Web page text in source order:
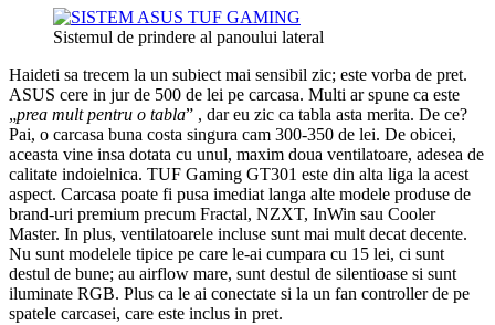
Sistemul de prindere al panoului lateral
Haideti sa trecem la un subiect mai sensibil zic; este vorba de pret.
ASUS cere in jur de 500 de lei pe carcasa. Multi ar spune ca este
„prea mult pentru o tabla” , dar eu zic ca tabla asta merita. De ce?
Pai, o carcasa buna costa singura cam 300-350 de lei. De obicei,
aceasta vine insa dotata cu unul, maxim doua ventilatoare, adesea de
calitate indoielnica. TUF Gaming GT301 este din alta liga la acest
aspect. Carcasa poate fi pusa imediat langa alte modele produse de
brand-uri premium precum Fractal, NZXT, InWin sau Cooler
Master. In plus, ventilatoarele incluse sunt mai mult decat decente.
Nu sunt modelele tipice pe care le-ai cumpara cu 15 lei, ci sunt
destul de bune; au airflow mare, sunt destul de silentioase si sunt
iluminate RGB. Plus ca le ai conectate si la un fan controller de pe
spatele carcasei, care este inclus in pret.